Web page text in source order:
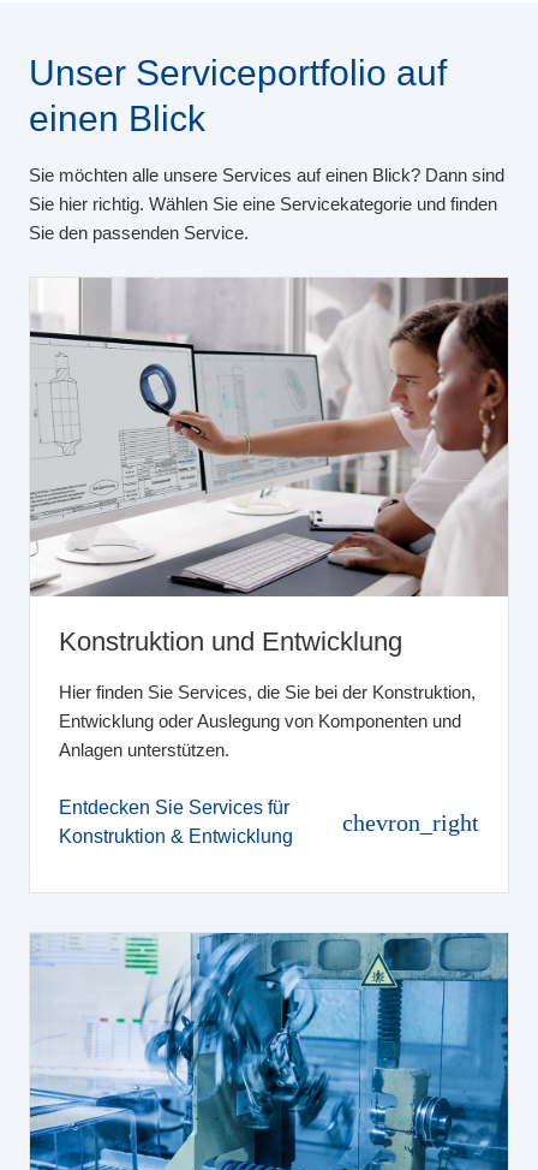
Unser Serviceportfolio auf
einen Blick
Sie möchten alle unsere Services auf einen Blick? Dann sind
Sie hier richtig. Wählen Sie eine Servicekategorie und finden
Sie den passenden Service.
Konstruktion und Entwicklung
Hier finden Sie Services, die Sie bei der Konstruktion,
Entwicklung oder Auslegung von Komponenten und
Anlagen unterstützen.
Entdecken Sie Services für
Konstruktion & Entwicklung
chevron_right